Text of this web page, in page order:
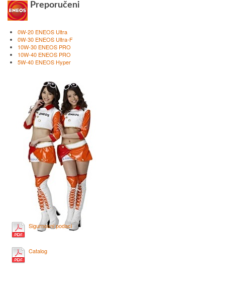
Preporučeni
0W-20 ENEOS Ultra
0W-30 ENEOS Ultra-F
10W-30 ENEOS PRO
10W-40 ENEOS PRO
5W-40 ENEOS Hyper
Sigurnosni podaci
Catalog